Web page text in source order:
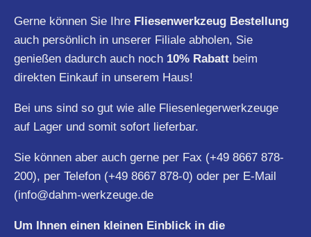
Gerne können Sie Ihre Fliesenwerkzeug Bestellung
auch persönlich in unserer Filiale abholen, Sie
genießen dadurch auch noch 10% Rabatt beim
direkten Einkauf in unserem Haus!
Bei uns sind so gut wie alle Fliesenlegerwerkzeuge
auf Lager und somit sofort lieferbar.
Sie können aber auch gerne per Fax (+49 8667 878-
200), per Telefon (+49 8667 878-0) oder per E-Mail
(info@dahm-werkzeuge.de
Um Ihnen einen kleinen Einblick in die